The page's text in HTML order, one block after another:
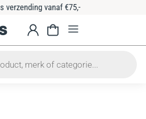
verzending vanaf €75,-